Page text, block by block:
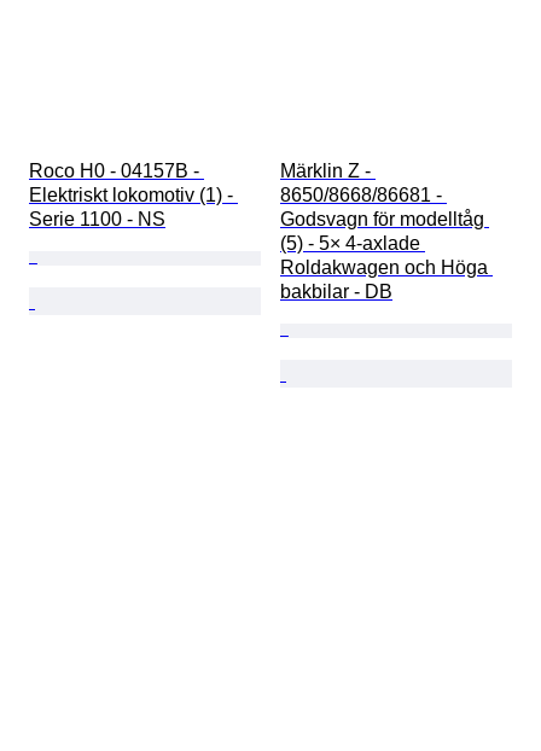
Roco H0 - 04157B -
Elektriskt lokomotiv (1) -
Serie 1100 - NS
Märklin Z -
8650/8668/86681 -
Godsvagn för modelltåg
(5) - 5× 4-axlade
Roldakwagen och Höga
bakbilar - DB